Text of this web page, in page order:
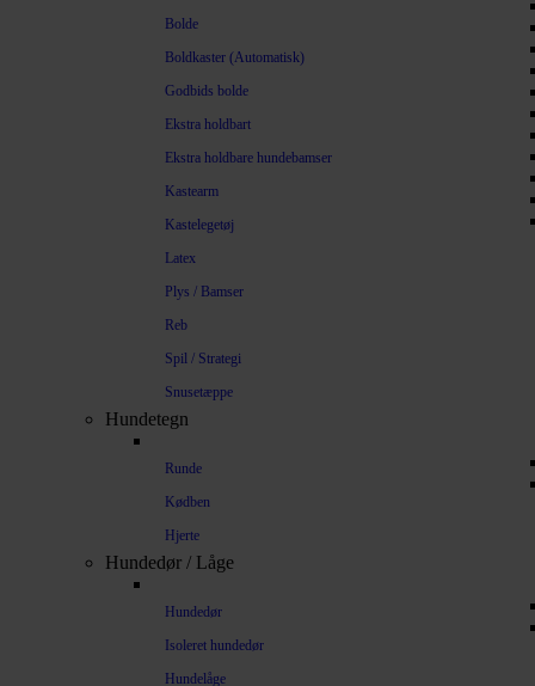
Bolde
Boldkaster (Automatisk)
Godbids bolde
Ekstra holdbart
Ekstra holdbare hundebamser
Kastearm
Kastelegetøj
Latex
Plys / Bamser
Reb
Spil / Strategi
Snusetæppe
Hundetegn
Runde
Kødben
Hjerte
Hundedør / Låge
Hundedør
Isoleret hundedør
Hundelåge